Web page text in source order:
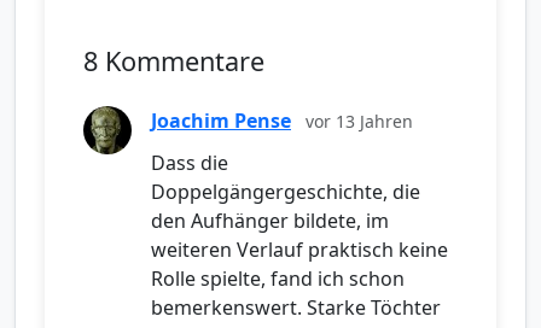
8 Kommentare
Joachim Pense vor 13 Jahren
Dass die
Doppelgängergeschichte, die
den Aufhänger bildete, im
weiteren Verlauf praktisch keine
Rolle spielte, fand ich schon
bemerkenswert. Starke Töchter